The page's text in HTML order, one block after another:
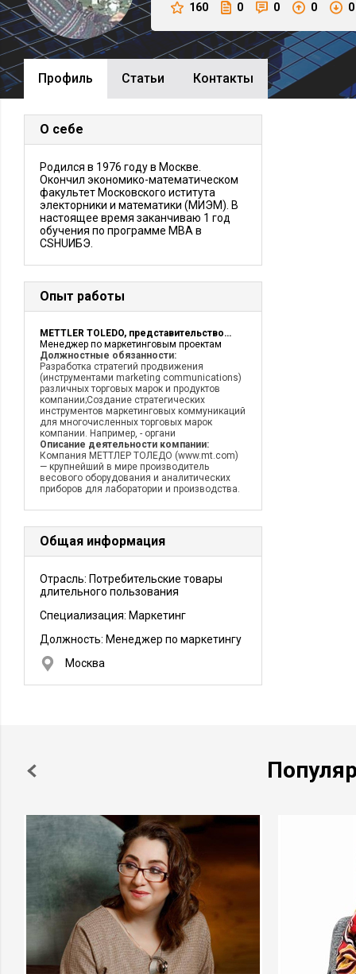
160 0 0 0 0
Профиль Cтатьи Контакты
О себе
Родился в 1976 году в Москве.
Окончил экономико-математическом
факультет Московского иститута
электорники и математики (МИЭМ). В
настоящее время заканчиваю 1 год
обучения по программе МВА в
CSHUИБЭ.
Опыт работы
METTLER TOLEDO, представительство в СНГ
Менеджер по маркетинговым проектам
Должностные обязанности:
Разработка стратегий продвижения
(инструментами marketing communications)
различных торговых марок и продуктов
компании;Создание стратегических
инструментов маркетинговых коммуникаций
для многочисленных торговых марок
компании. Например, - органи
Описание деятельности компании:
Компания МЕТТЛЕР ТОЛЕДО (www.mt.com)
— крупнейший в мире производитель
весового оборудования и аналитических
приборов для лаборатории и производства.
Общая информация
Отрасль: Потребительские товары
длительного пользования
Специализация: Маркетинг
Должность: Менеджер по маркетингу
Москва